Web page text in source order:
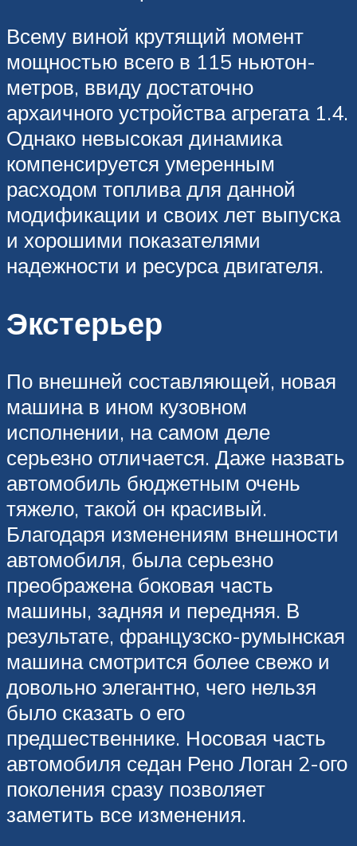
Всему виной крутящий момент
мощностью всего в 115 ньютон-
метров, ввиду достаточно
архаичного устройства агрегата 1.4.
Однако невысокая динамика
компенсируется умеренным
расходом топлива для данной
модификации и своих лет выпуска
и хорошими показателями
надежности и ресурса двигателя.
Экстерьер
По внешней составляющей, новая
машина в ином кузовном
исполнении, на самом деле
серьезно отличается. Даже назвать
автомобиль бюджетным очень
тяжело, такой он красивый.
Благодаря изменениям внешности
автомобиля, была серьезно
преображена боковая часть
машины, задняя и передняя. В
результате, французско-румынская
машина смотрится более свежо и
довольно элегантно, чего нельзя
было сказать о его
предшественнике. Носовая часть
автомобиля седан Рено Логан 2-ого
поколения сразу позволяет
заметить все изменения.